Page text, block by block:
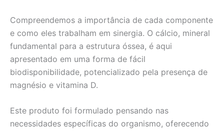
Compreendemos a importância de cada componente
e como eles trabalham em sinergia. O cálcio, mineral
fundamental para a estrutura óssea, é aqui
apresentado em uma forma de fácil
biodisponibilidade, potencializado pela presença de
magnésio e vitamina D.
Este produto foi formulado pensando nas
necessidades específicas do organismo, oferecendo